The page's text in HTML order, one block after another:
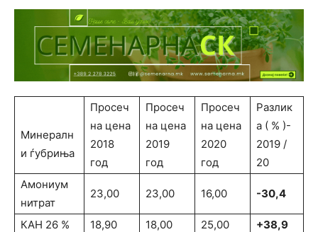
Минералн
и ѓубриња
Просеч
на цена
2018
год
Просеч
на цена
2019
год
Просеч
на цена
2020
год
Разлик
а ( % )-
2019 /
20
Амониум
нитрат
23,00 23,00 16,00 -30,4
КАН 26 % 18,90 18,00 25,00
+38,9